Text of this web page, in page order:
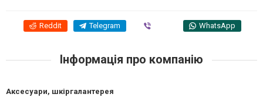
Reddit Telegram WhatsApp
Інформація про компанію
Аксесуари, шкіргалантерея